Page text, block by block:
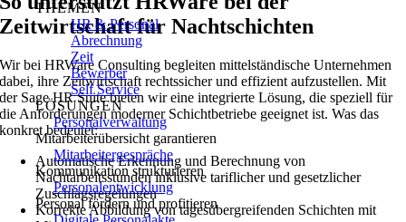
THEMEN
HR & Personal
Abrechnung
Zeit
Bewerber
Self Service
LÖSUNGEN
Personalverwaltung
Mitarbeiterübersicht garantieren
Mitarbeitergespräche
Kommunikation strukturieren
Personalentwicklung
Personal fördern und profitieren
Zeitwirtschaft für Nachtschichten
Wir bei HRWare Consulting begleiten mittelständische Unternehmen
dabei, ihre Zeitwirtschaft rechtssicher und effizient aufzustellen. Mit
der Sage HR Suite bieten wir eine integrierte Lösung, die speziell für
die Anforderungen moderner Schichtbetriebe geeignet ist. Was das
konkret bedeutet:
Automatische Erkennung und Berechnung von
Nachtarbeitsstunden inklusive tariflicher und gesetzlicher
Zuschlagsregelungen
Korrekte Abbildung von tagesübergreifenden Schichten mit